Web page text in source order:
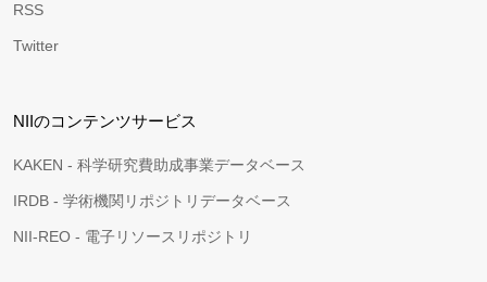
RSS
Twitter
NIIのコンテンツサービス
KAKEN - 科学研究費助成事業データベース
IRDB - 学術機関リポジトリデータベース
NII-REO - 電子リソースリポジトリ